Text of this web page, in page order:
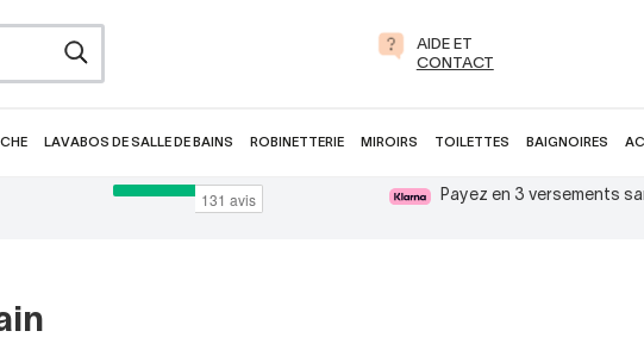
AIDE ET
CONTACT
LAVABOS DE SALLE DE BAINS ROBINETTERIE MIROIRS TOILETTES BAIGNOIRES
Payez en 3 versements